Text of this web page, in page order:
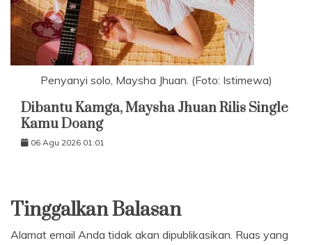
Penyanyi solo, Maysha Jhuan. (Foto: Istimewa)
Dibantu Kamga, Maysha Jhuan Rilis Single
Kamu Doang
06 Agu 2026 01:01
Tinggalkan Balasan
Alamat email Anda tidak akan dipublikasikan. Ruas yang